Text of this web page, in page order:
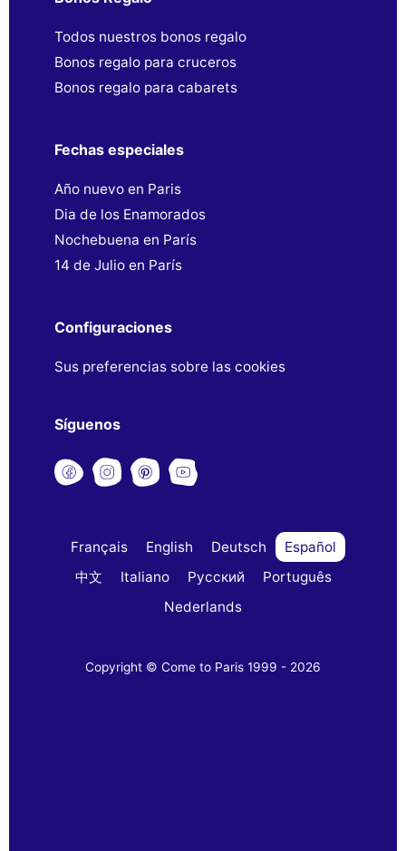
Todos nuestros bonos regalo
Bonos regalo para cruceros
Bonos regalo para cabarets
Fechas especiales
Año nuevo en Paris
Dia de los Enamorados
Nochebuena en París
14 de Julio en París
Configuraciones
Sus preferencias sobre las cookies
Síguenos
Français English Deutsch
Español
中文
Italiano Русский
Português
Nederlands
Copyright © Come to Paris 1999 - 2026